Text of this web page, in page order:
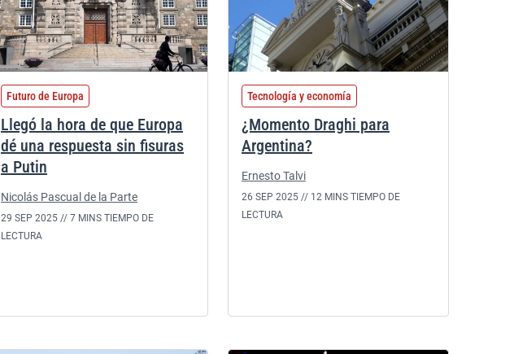
Futuro de Europa
Llegó la hora de que Europa
dé una respuesta sin fisuras
a Putin
Nicolás Pascual de la Parte
29 SEP 2025 // 7 MINS TIEMPO DE
LECTURA
Tecnología y economía
¿Momento Draghi para
Argentina?
Ernesto Talvi
26 SEP 2025 // 12 MINS TIEMPO DE
LECTURA